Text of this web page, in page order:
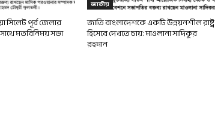
সিলেট পূর্ব জেলার
মতবিনিময় সভা
জাতীয়
জাতি বাংলাদেশকে একটি উন্নয়নশীল রাষ্ট্র
হিসেবে দেখতে চায়: মাওলানা সাদিকুর
রহমান